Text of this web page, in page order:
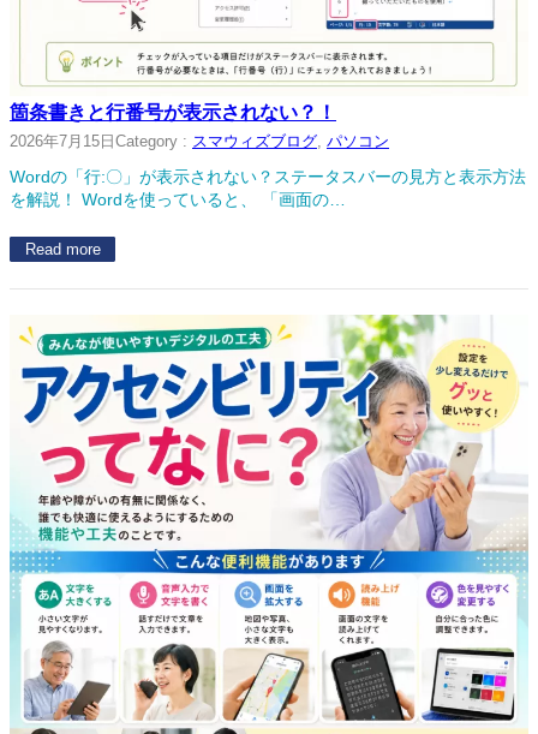
箇条書きと行番号が表示されない？！
2026年7月15日 Category : スマウィズブログ, パソコン
Wordの「行:〇」が表示されない？ステータスバーの見方と表示方法
を解説！ Wordを使っていると、 「画面の…
Read more